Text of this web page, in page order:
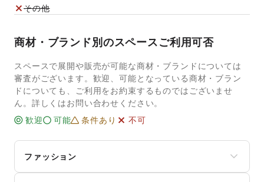
その他
商材・ブランド別のスペースご利用可否
スペースで展開や販売が可能な商材・ブランドについては
審査がございます。歓迎、可能となっている商材・ブラン
ドについても、ご利用をお約束するものではございませ
ん。詳しくはお問い合わせください。
歓迎
可能 条件あり 不可
ファッション